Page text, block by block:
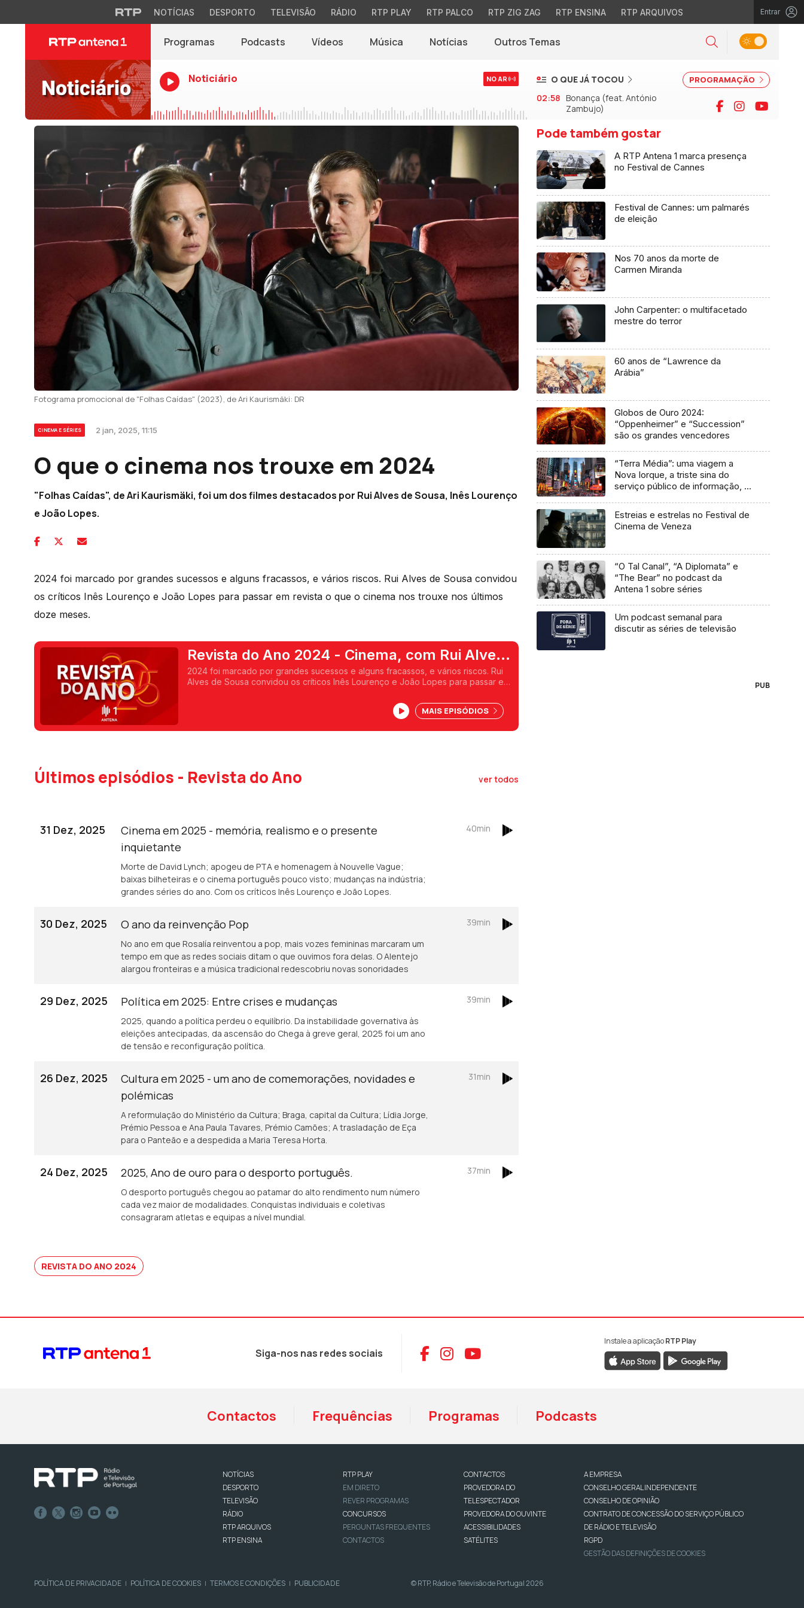
NOTÍCIAS DESPORTO TELEVISÃO RÁDIO RTP PLAY RTP PALCO RTP ZIG ZAG RTP ENSINA RTP ARQUIVOS Entrar
Programas Podcasts Vídeos Música Notícias(abre em nova janela)
Outros Temas Pesquisar
Alternar tema
Noticiário NO AR PROGRAMAÇÃO
O QUE JÁ TOCOU
02:58 Bonança (feat. António
Zambujo)
Facebook
Instagram
Fotograma promocional de "Folhas Caídas" (2023), de Ari Kaurismäki: DR
CINEMA E SÉRIES 2 jan, 2025, 11:15
O que o cinema nos trouxe em 2024
"Folhas Caídas", de Ari Kaurismäki, foi um dos filmes destacados por Rui Alves de Sousa, Inês Lourenço
e João Lopes.
2024 foi marcado por grandes sucessos e alguns fracassos, e vários riscos. Rui Alves de Sousa convidou
os críticos Inês Lourenço e João Lopes para passar em revista o que o cinema nos trouxe nos últimos
doze meses.
Revista do Ano 2024 - Cinema, com Rui Alves
de Sousa
2024 foi marcado por grandes sucessos e alguns fracassos, e vários riscos. Rui
Alves de Sousa convidou os críticos Inês Lourenço e João Lopes para passar em
MAIS EPISÓDIOS
Últimos episódios - Revista do Ano ver todos
31 Dez, 2025
Cinema em 2025 - memória, realismo e o presente
inquietante
Morte de David Lynch; apogeu de PTA e homenagem à Nouvelle Vague;
baixas bilheteiras e o cinema português pouco visto; mudanças na indústria;
grandes séries do ano. Com os críticos Inês Lourenço e João Lopes.
40min
30 Dez, 2025 O ano da reinvenção Pop
No ano em que Rosalía reinventou a pop, mais vozes femininas marcaram um
tempo em que as redes sociais ditam o que ouvimos fora delas. O Alentejo
alargou fronteiras e a música tradicional redescobriu novas sonoridades
39min
29 Dez, 2025 Política em 2025: Entre crises e mudanças
2025, quando a política perdeu o equilíbrio. Da instabilidade governativa às
eleições antecipadas, da ascensão do Chega à greve geral, 2025 foi um ano
de tensão e reconfiguração política.
39min
26 Dez, 2025
Cultura em 2025 - um ano de comemorações, novidades e
polémicas
A reformulação do Ministério da Cultura; Braga, capital da Cultura; Lídia Jorge,
Prémio Pessoa e Ana Paula Tavares, Prémio Camões; A trasladação de Eça
para o Panteão e a despedida a Maria Teresa Horta.
31min
24 Dez, 2025 2025, Ano de ouro para o desporto português.
O desporto português chegou ao patamar do alto rendimento num número
cada vez maior de modalidades. Conquistas individuais e coletivas
consagraram atletas e equipas a nível mundial.
37min
REVISTA DO ANO 2024
Pode também gostar
A RTP Antena 1 marca presença
no Festival de Cannes
Festival de Cannes: um palmarés
de eleição
Nos 70 anos da morte de
Carmen Miranda
John Carpenter: o multifacetado
mestre do terror
60 anos de “Lawrence da
Arábia”
Globos de Ouro 2024:
“Oppenheimer” e “Succession”
são os grandes vencedores
“Terra Média”: uma viagem a
Nova Iorque, a triste sina do
serviço público de informação, e
Estreias e estrelas no Festival de
Cinema de Veneza
“O Tal Canal”, “A Diplomata” e
“The Bear” no podcast da
Antena 1 sobre séries
Um podcast semanal para
discutir as séries de televisão
PUB
Siga-nos nas redes sociais Aceder ao Facebook da RTP Antena 1
Aceder ao Instagram da RTP Antena 1
Aceder ao YouTube da RTP Antena 1
Instale a aplicaçãoRTP Play
Contactos Frequências Programas Podcasts
NOTÍCIAS
DESPORTO
TELEVISÃO
RÁDIO
RTP ARQUIVOS
RTP ENSINA
RTP PLAY
EM DIRETO
REVER PROGRAMAS
CONCURSOS
PERGUNTAS FREQUENTES
CONTACTOS
CONTACTOS
PROVEDORA DO
TELESPECTADOR
PROVEDORA DO OUVINTE
ACESSIBILIDADES
SATÉLITES
A EMPRESA
CONSELHO GERAL INDEPENDENTE
CONSELHO DE OPINIÃO
CONTRATO DE CONCESSÃO DO SERVIÇO PÚBLICO
DE RÁDIO E TELEVISÃO
RGPD
GESTÃO DAS DEFINIÇÕES DE COOKIES
POLÍTICA DE PRIVACIDADE | POLÍTICA DE COOKIES | TERMOS E CONDIÇÕES | PUBLICIDADE © RTP, Rádio e Televisão de Portugal 2026